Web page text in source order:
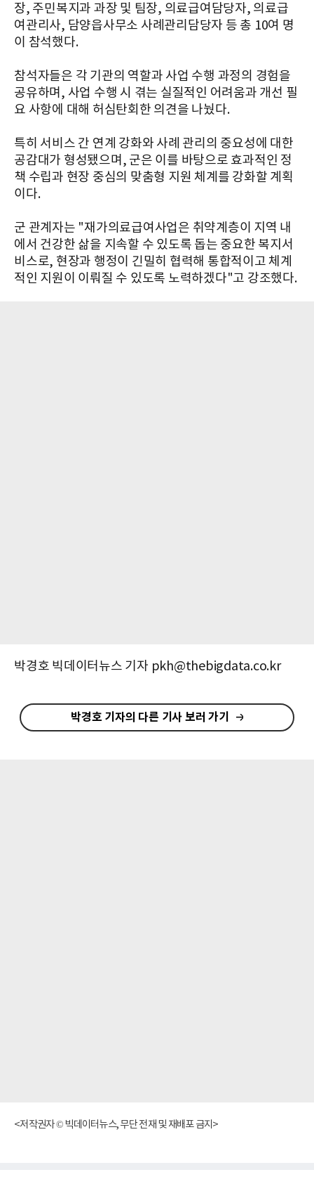
장, 주민복지과 과장 및 팀장, 의료급여담당자, 의료급
여관리사, 담양읍사무소 사례관리담당자 등 총 10여 명
이 참석했다.
참석자들은 각 기관의 역할과 사업 수행 과정의 경험을
공유하며, 사업 수행 시 겪는 실질적인 어려움과 개선 필
요 사항에 대해 허심탄회한 의견을 나눴다.
특히 서비스 간 연계 강화와 사례 관리의 중요성에 대한
공감대가 형성됐으며, 군은 이를 바탕으로 효과적인 정
책 수립과 현장 중심의 맞춤형 지원 체계를 강화할 계획
이다.
군 관계자는 "재가의료급여사업은 취약계층이 지역 내
에서 건강한 삶을 지속할 수 있도록 돕는 중요한 복지서
비스로, 현장과 행정이 긴밀히 협력해 통합적이고 체계
적인 지원이 이뤄질 수 있도록 노력하겠다"고 강조했다.
박경호 빅데이터뉴스 기자 pkh@thebigdata.co.kr
박경호 기자의 다른 기사 보러 가기
<저작권자 © 빅데이터뉴스, 무단 전재 및 재배포 금지>